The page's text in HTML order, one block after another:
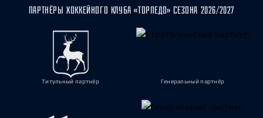
ПАРТНЁРЫ ХОККЕЙНОГО КЛУБА «ТОРПЕДО» СЕЗОНА 2026/2027
Титульный партнёр Генеральный партнёр